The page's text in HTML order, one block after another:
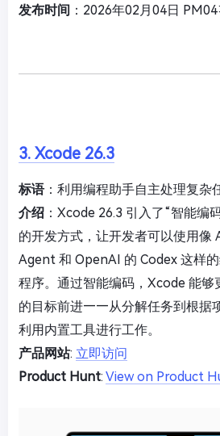
发布时间 ：2026年02月04日
3. Xcode 26.3
标语：利用编程助手自主处理复杂
介绍 ：Xcode 26.3 引入了“智能编
的开发方式，让开发者可以使用像
Agent 和 OpenAI 的 Codex 这样
程序。通过智能编码，Xcode 能够
的目标前进——从分解任务到根据
利用内置工具进行工作。
产品网站: 立即访问
Product Hunt: View on Product